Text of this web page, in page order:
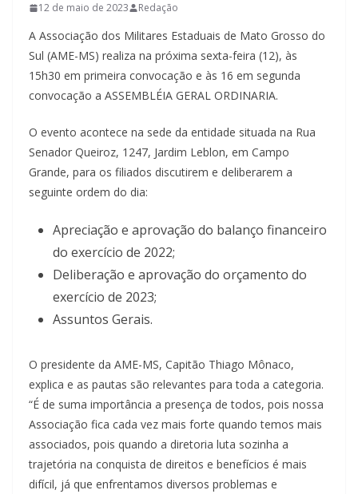
12 de maio de 2023 Redação
A Associação dos Militares Estaduais de Mato Grosso do
Sul (AME-MS) realiza na próxima sexta-feira (12), às
15h30 em primeira convocação e às 16 em segunda
convocação a ASSEMBLÉIA GERAL ORDINARIA.
O evento acontece na sede da entidade situada na Rua
Senador Queiroz, 1247, Jardim Leblon, em Campo
Grande, para os filiados discutirem e deliberarem a
seguinte ordem do dia:
Apreciação e aprovação do balanço financeiro
do exercício de 2022;
Deliberação e aprovação do orçamento do
exercício de 2023;
Assuntos Gerais.
O presidente da AME-MS, Capitão Thiago Mônaco,
explica e as pautas são relevantes para toda a categoria.
“É de suma importância a presença de todos, pois nossa
Associação fica cada vez mais forte quando temos mais
associados, pois quando a diretoria luta sozinha a
trajetória na conquista de direitos e benefícios é mais
difícil, já que enfrentamos diversos problemas e